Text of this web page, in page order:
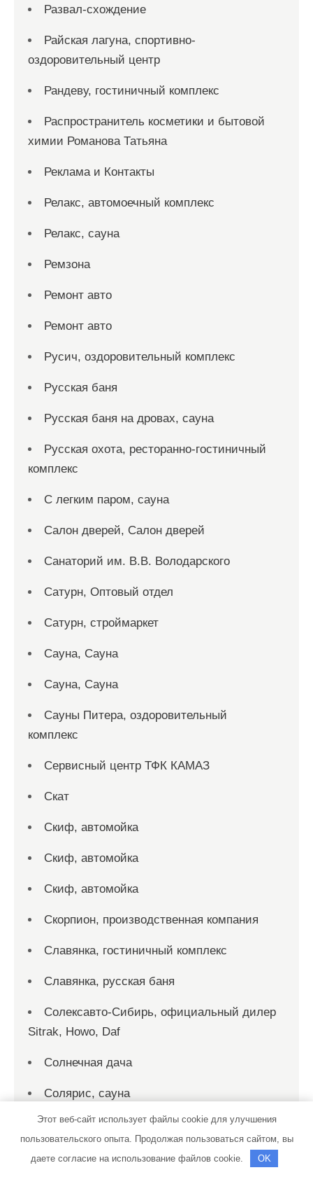
Развал-схождение
Райская лагуна, спортивно-
оздоровительный центр
Рандеву, гостиничный комплекс
Распространитель косметики и бытовой
химии Романова Татьяна
Реклама и Контакты
Релакс, автомоечный комплекс
Релакс, сауна
Ремзона
Ремонт авто
Ремонт авто
Русич, оздоровительный комплекс
Русская баня
Русская баня на дровах, сауна
Русская охота, ресторанно-гостиничный
комплекс
С легким паром, сауна
Салон дверей, Салон дверей
Санаторий им. В.В. Володарского
Сатурн, Оптовый отдел
Сатурн, строймаркет
Сауна, Сауна
Сауна, Сауна
Сауны Питера, оздоровительный
комплекс
Сервисный центр ТФК КАМАЗ
Скат
Скиф, автомойка
Скиф, автомойка
Скиф, автомойка
Скорпион, производственная компания
Славянка, гостиничный комплекс
Славянка, русская баня
Солексавто-Сибирь, официальный дилер
Sitrak, Howo, Daf
Солнечная дача
Солярис, сауна
СтартерОк
СТО
Этот веб-сайт использует файлы cookie для улучшения
пользовательского опыта. Продолжая пользоваться сайтом, вы
даете согласие на использование файлов cookie.
OK